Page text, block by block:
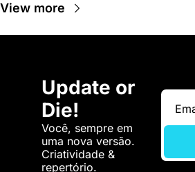
View more
Update or
Die!
Você, sempre em
uma nova versão.
Criatividade &
repertório.